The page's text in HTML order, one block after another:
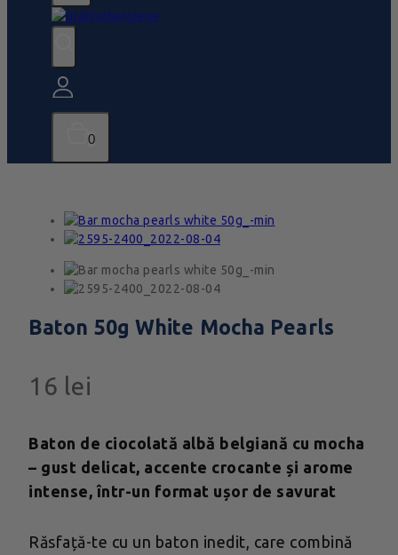
0
Baton 50g White Mocha Pearls
16 lei
Baton de ciocolată albă belgiană cu mocha
– gust delicat, accente crocante și arome
intense, într-un format ușor de savurat
Răsfață-te cu un baton inedit, care combină